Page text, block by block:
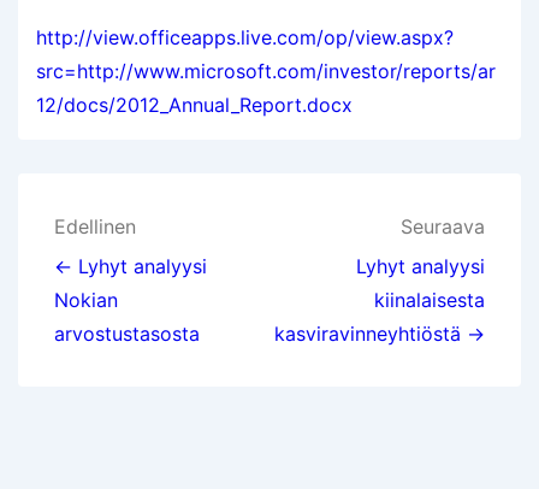
http://view.officeapps.live.com/op/view.aspx?
src=http://www.microsoft.com/investor/reports/ar
12/docs/2012_Annual_Report.docx
Artikkelien
selaus
Edellinen
← Lyhyt analyysi
Nokian
arvostustasosta
Seuraava
Lyhyt analyysi
kiinalaisesta
kasviravinneyhtiöstä →